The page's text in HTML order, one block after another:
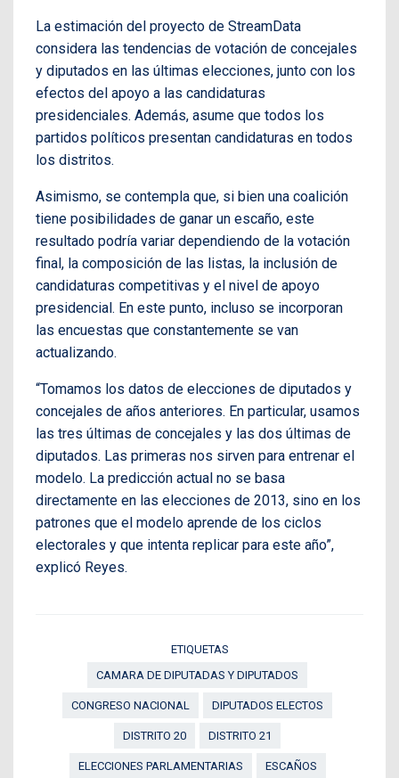
La estimación del proyecto de StreamData
considera las tendencias de votación de concejales
y diputados en las últimas elecciones, junto con los
efectos del apoyo a las candidaturas
presidenciales. Además, asume que todos los
partidos políticos presentan candidaturas en todos
los distritos.
Asimismo, se contempla que, si bien una coalición
tiene posibilidades de ganar un escaño, este
resultado podría variar dependiendo de la votación
final, la composición de las listas, la inclusión de
candidaturas competitivas y el nivel de apoyo
presidencial. En este punto, incluso se incorporan
las encuestas que constantemente se van
actualizando.
“Tomamos los datos de elecciones de diputados y
concejales de años anteriores. En particular, usamos
las tres últimas de concejales y las dos últimas de
diputados. Las primeras nos sirven para entrenar el
modelo. La predicción actual no se basa
directamente en las elecciones de 2013, sino en los
patrones que el modelo aprende de los ciclos
electorales y que intenta replicar para este año”,
explicó Reyes.
ETIQUETAS
CAMARA DE DIPUTADAS Y DIPUTADOS
CONGRESO NACIONAL DIPUTADOS ELECTOS
DISTRITO 20 DISTRITO 21
ELECCIONES PARLAMENTARIAS ESCAÑOS